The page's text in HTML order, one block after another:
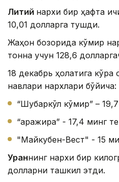
Литий нархи бир ҳафта
10,01 долларга тушди.
Жаҳон бозорида кўмир
тонна учун 128,6
18 декабрь ҳолатига кўра
навлари нархлари бўйича:
“Шубаркўл кўмир” –
“Қаражира” - 17,4 минг
"Майкубен-Вест" - 15
Ураннинг нархи бир
долларни ташкил этди.